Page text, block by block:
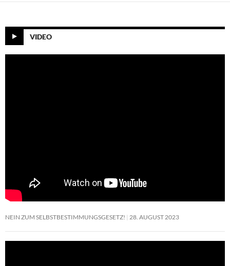
VIDEO
NEIN ZUM SELBSTBESTIMMUNGSGESETZ! 28. AUGUST 2023